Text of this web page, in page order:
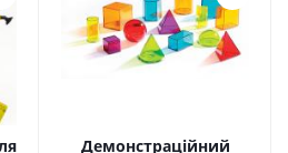
Демонстраційний